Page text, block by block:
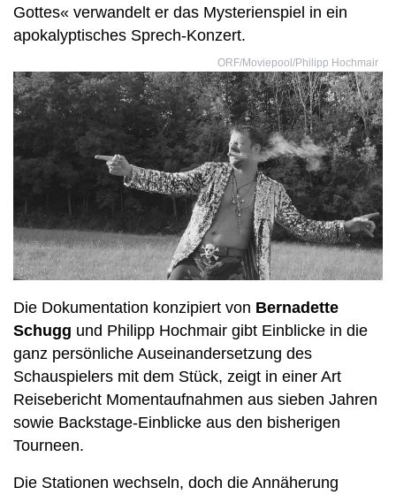
Gottes« verwandelt er das Mysterienspiel in ein
apokalyptisches Sprech-Konzert.
ORF/Moviepool/Philipp Hochmair
Die Dokumentation konzipiert von Bernadette
Schugg und Philipp Hochmair gibt Einblicke in die
ganz persönliche Auseinandersetzung des
Schauspielers mit dem Stück, zeigt in einer Art
Reisebericht Momentaufnahmen aus sieben Jahren
sowie Backstage-Einblicke aus den bisherigen
Tourneen.
Die Stationen wechseln, doch die Annäherung